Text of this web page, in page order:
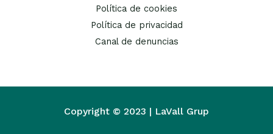
Política de cookies
Política de privacidad
Canal de denuncias
Copyright © 2023 | LaVall Grup